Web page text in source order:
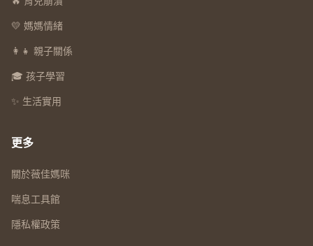
💛 媽媽情緒
👩‍👧 親子關係
🎓 孩子學習
✨ 生活實用
更多
關於薇佳媽咪
喘息工具館
隱私權政策